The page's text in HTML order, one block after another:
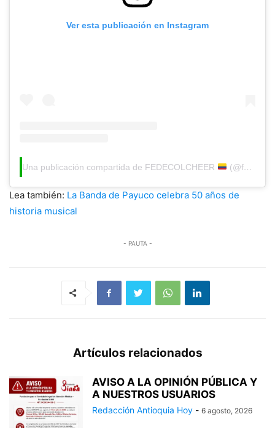
Ver esta publicación en Instagram
Una publicación compartida de FEDECOLCHEER (@fedecolcheer.colombia)
Lea también: La Banda de Payuco celebra 50 años de
historia musical
- PAUTA -
Artículos relacionados
AVISO A LA OPINIÓN PÚBLICA Y
A NUESTROS USUARIOS
Redacción Antioquia Hoy - 6 agosto, 2026